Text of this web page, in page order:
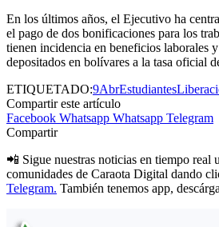
En los últimos años, el Ejecutivo ha
el pago de dos bonificaciones para los
tienen incidencia en beneficios laborales
depositados en bolívares a la tasa oficial
ETIQUETADO:9AbrEstudiantes
Compartir este artículo
Facebook Whatsapp Whatsapp Telegram
Compartir
📲 Sigue nuestras noticias en tiempo real
comunidades de Caraota Digital dando
Telegram. También tenemos app,